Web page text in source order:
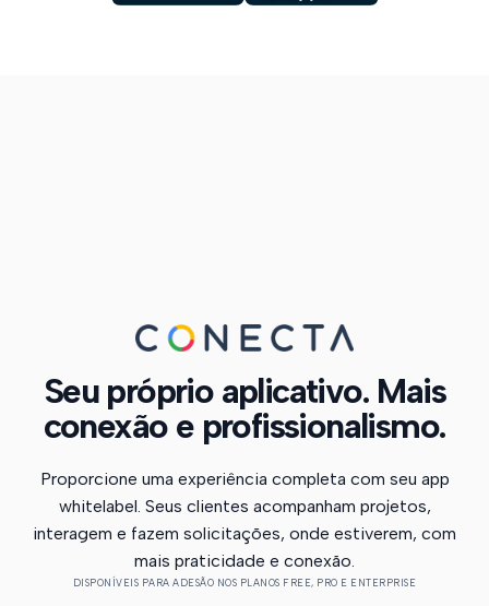
Seu próprio aplicativo. Mais
conexão e profissionalismo.
Proporcione uma experiência completa com seu app
whitelabel. Seus clientes acompanham projetos,
interagem e fazem solicitações, onde estiverem, com
mais praticidade e conexão.
DISPONÍVEIS PARA ADESÃO NOS PLANOS FREE, PRO E ENTERPRISE